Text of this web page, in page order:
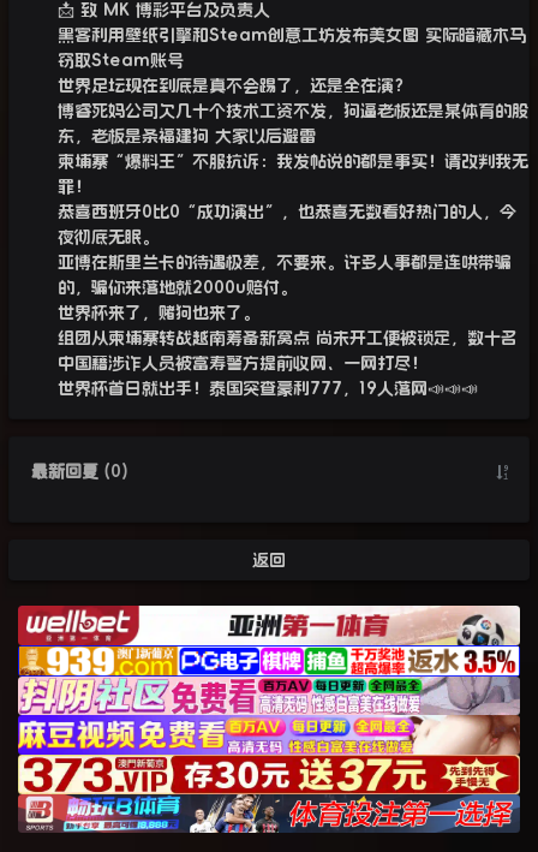
📩 致 MK 博彩平台及负责人
黑客利用壁纸引擎和Steam创意工坊发布美女图 实际暗藏木马
窃取Steam账号
世界足坛现在到底是真不会踢了，还是全在演？
博睿死妈公司欠几十个技术工资不发，狗逼老板还是某体育的股
东，老板是条福建狗 大家以后避雷
柬埔寨“爆料王”不服抗诉：我发帖说的都是事实！请改判我无
罪！
恭喜西班牙0比0“成功演出”，也恭喜无数看好热门的人，今
夜彻底无眠。
亚博在斯里兰卡的待遇极差，不要来。许多人事都是连哄带骗
的，骗你来落地就2000u赔付。
世界杯来了，赌狗也来了。
组团从柬埔寨转战越南筹备新窝点 尚未开工便被锁定，数十名
中国籍涉诈人员被富寿警方提前收网、一网打尽！
世界杯首日就出手！泰国突查豪利777，19人落网📣📣📣
最新回复(0)
返回